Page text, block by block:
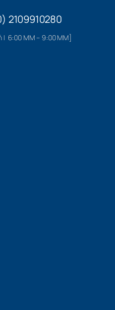
2109910280
| 6:00 ΜΜ – 9:00 ΜΜ]